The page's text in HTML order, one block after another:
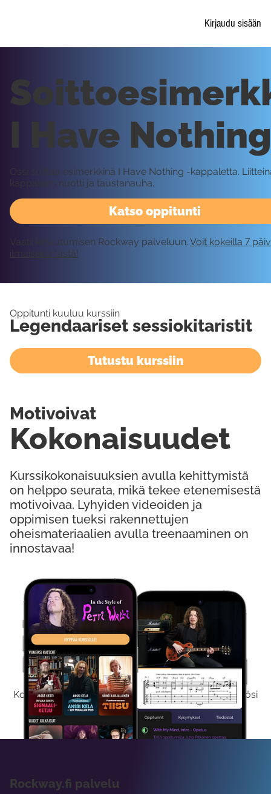
Kirjaudu sisään
Kokeile Ilmaiseksi
Kokeilemalla ilmaiseksi saat koko sisältömme käyttöösi
viikon ajaksi.
Katso oppitunti
I Have Nothing
Ossi soittaa esimerkkinä I Have Nothing -kappaletta.
kappaleen nuotti ja taustanauha.
Vaatii kirjautumisen Rockway palveluun. Voit kokeilla 7
ilmaiseksi tästä!
Oppitunti kuuluu kurssiin
Legendaariset sessiokitaristit
Tutustu kurssiin
Kurssikokonaisuuksien avulla kehittymistä
on helppo seurata, mikä tekee etenemisestä
motivoivaa. Lyhyiden videoiden ja
oppimisen tueksi rakennettujen
oheismateriaalien avulla treenaaminen on
innostavaa!
Kokonaisuudet
Motivoivat
Rockway.fi palvelu